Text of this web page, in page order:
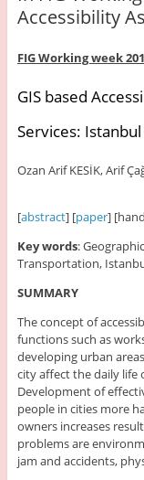
Accessibility
FIG Working week
GIS based
Services: Istanbul
Ozan Arif KESİK, Arif
[abstract] [paper]
Key words:
Transportation,
SUMMARY
The concept of
functions such as
developing urban
city affect the daily life
Development of
people in cities more
owners increases
problems are
jam and accidents,